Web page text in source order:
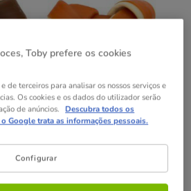
Toby prefere os cookies
de terceiros para analisar os nossos serviços e
Os cookies e os dados do utilizador serão
de anúncios. Descubra todos os
Google trata as informações pessoais.
Configurar